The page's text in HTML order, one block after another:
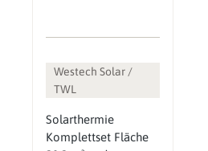
Westech Solar /
TWL
Solarthermie
Komplettset Fläche